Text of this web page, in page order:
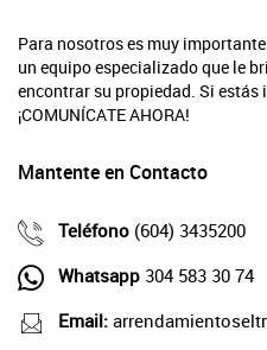
Para nosotros es muy
un equipo especializado que le
encontrar su propiedad. Si estás
¡COMUNÍCATE AHORA!
Mantente en Contacto
Teléfono (604) 3435200
Whatsapp 304 583 30 74
Email: